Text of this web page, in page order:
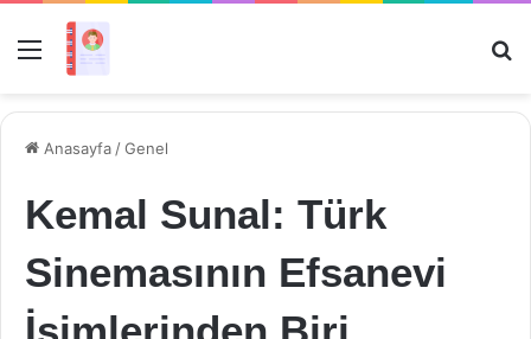
Menü
Anasayfa /Genel
Kemal Sunal: Türk
Sinemasının Efsanevi